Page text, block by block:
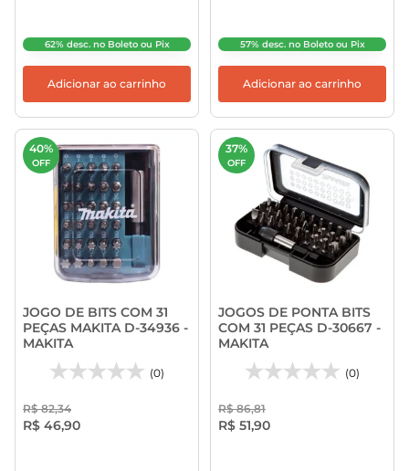
62% desc. no Boleto ou Pix
Adicionar ao carrinho
57% desc. no Boleto ou Pix
Adicionar ao carrinho
40%
OFF
JOGO DE BITS COM 31
PEÇAS MAKITA D-34936 -
MAKITA
(0)
R$ 82,34
R$ 46,90
37%
OFF
JOGOS DE PONTA BITS
COM 31 PEÇAS D-30667 -
MAKITA
(0)
R$ 86,81
R$ 51,90